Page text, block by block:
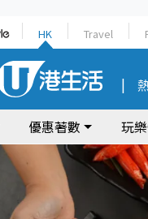
HK Travel
優惠著數 玩